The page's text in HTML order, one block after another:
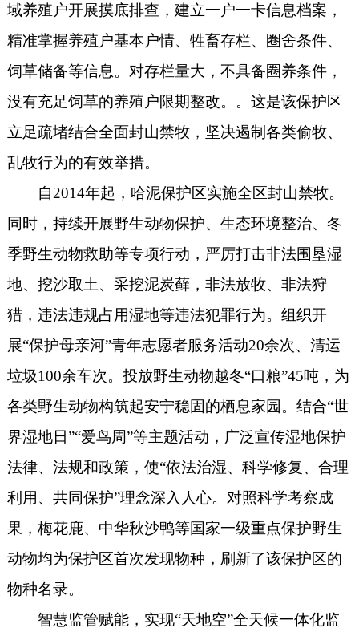
域养殖户开展摸底排查，建立一户一卡信息档案，
精准掌握养殖户基本户情、牲畜存栏、圈舍条件、
饲草储备等信息。对存栏量大，不具备圈养条件，
没有充足饲草的养殖户限期整改。。这是该保护区
立足疏堵结合全面封山禁牧，坚决遏制各类偷牧、
乱牧行为的有效举措。
自2014年起，哈泥保护区实施全区封山禁牧。
同时，持续开展野生动物保护、生态环境整治、冬
季野生动物救助等专项行动，严厉打击非法围垦湿
地、挖沙取土、采挖泥炭藓，非法放牧、非法狩
猎，违法违规占用湿地等违法犯罪行为。组织开
展“保护母亲河”青年志愿者服务活动20余次、清运
垃圾100余车次。投放野生动物越冬“口粮”45吨，为
各类野生动物构筑起安宁稳固的栖息家园。结合“世
界湿地日”“爱鸟周”等主题活动，广泛宣传湿地保护
法律、法规和政策，使“依法治湿、科学修复、合理
利用、共同保护”理念深入人心。对照科学考察成
果，梅花鹿、中华秋沙鸭等国家一级重点保护野生
动物均为保护区首次发现物种，刷新了该保护区的
物种名录。
智慧监管赋能，实现“天地空”全天候一体化监